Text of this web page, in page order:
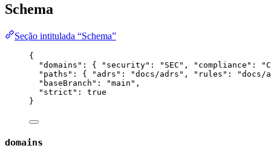
Schema
Seção intitulada “Schema”
{
"domains" : { "security" : " SEC " , "compliance" : "
"paths" : { "adrs" : "docs/adrs " , "rules" : "docs/
"baseBranch" : "main " ,
"strict" : true
}
domains